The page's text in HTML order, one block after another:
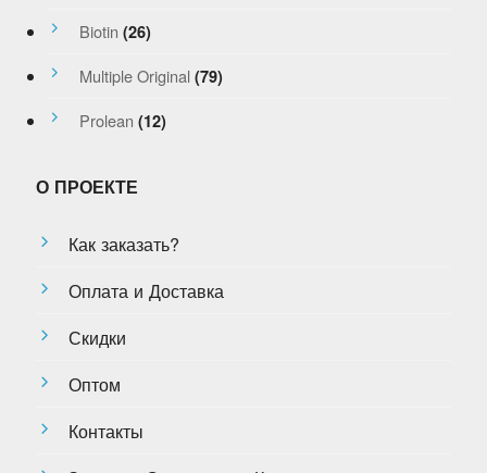
Biotin (26)
Multiple Original (79)
Prolean (12)
О ПРОЕКТЕ
Как заказать?
Оплата и Доставка
Скидки
Оптом
Контакты